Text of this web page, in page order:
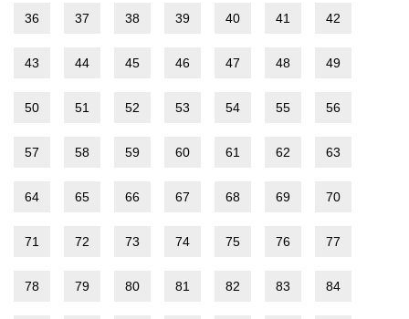
36 37 38 39 40 41 42
43 44 45 46 47 48 49
50 51 52 53 54 55 56
57 58 59 60 61 62 63
64 65 66 67 68 69 70
71 72 73 74 75 76 77
78 79 80 81 82 83 84